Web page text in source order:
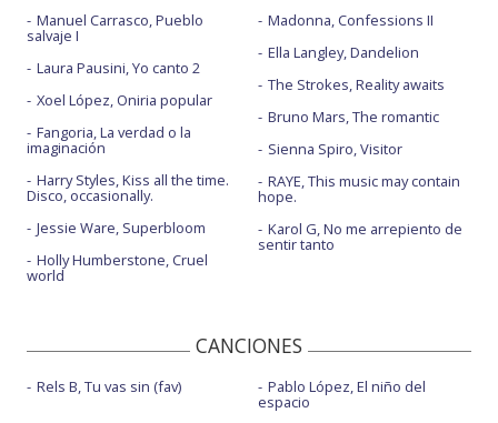
Manuel Carrasco, Pueblo
salvaje I
Laura Pausini, Yo canto 2
Xoel López, Oniria popular
Fangoria, La verdad o la
imaginación
Harry Styles, Kiss all the time.
Disco, occasionally.
Jessie Ware, Superbloom
Holly Humberstone, Cruel
world
Madonna, Confessions II
Ella Langley, Dandelion
The Strokes, Reality awaits
Bruno Mars, The romantic
Sienna Spiro, Visitor
RAYE, This music may contain
hope.
Karol G, No me arrepiento de
sentir tanto
CANCIONES
Rels B, Tu vas sin (fav) Pablo López, El niño del
espacio